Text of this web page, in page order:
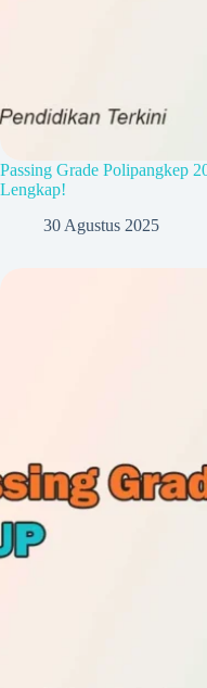
Passing Grade Polipangkep
Lengkap!
30 Agustus 2025